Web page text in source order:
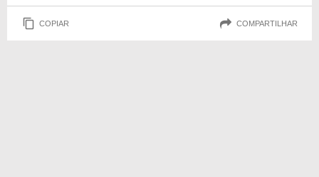
COPIAR COMPARTILHAR